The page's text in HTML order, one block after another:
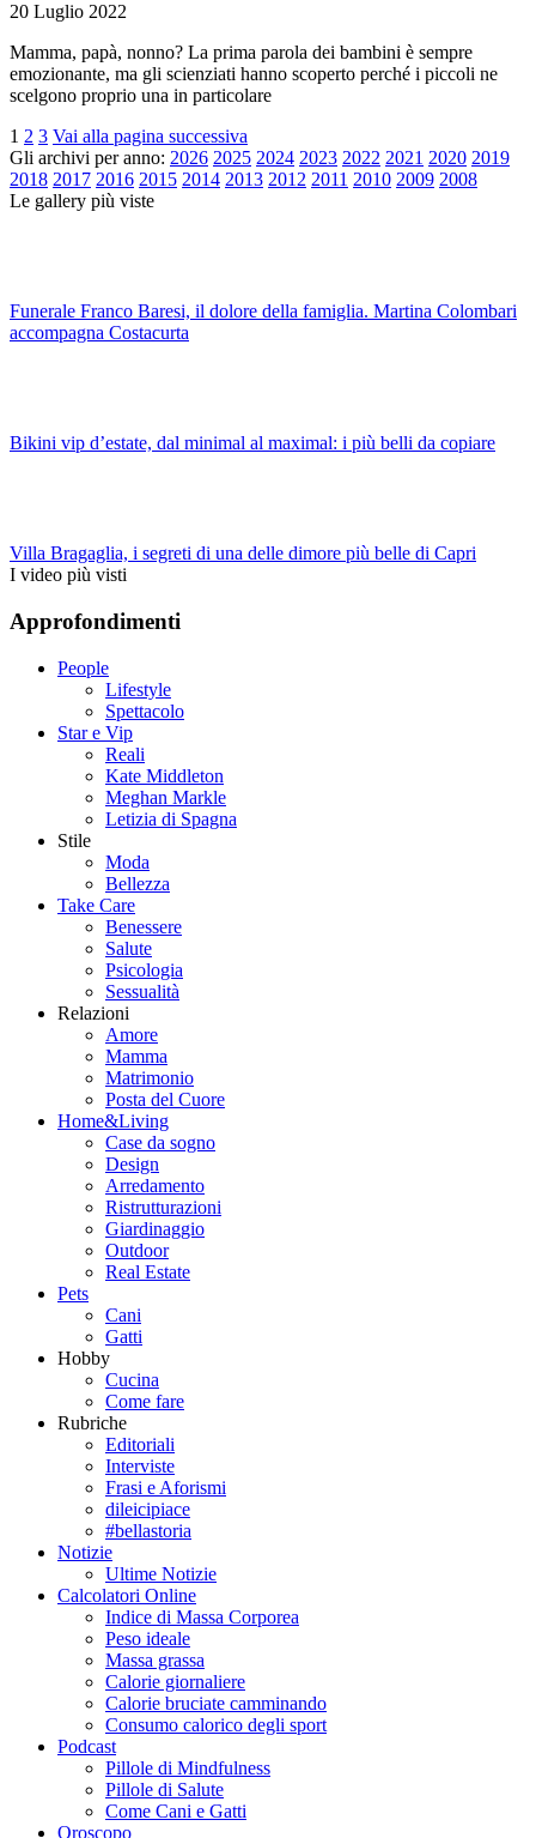
20 Luglio 2022
Mamma, papà, nonno? La prima parola dei bambini è sempre
emozionante, ma gli scienziati hanno scoperto perché i piccoli ne
scelgono proprio una in particolare
1 2 3 Vai alla pagina successiva
Gli archivi per anno: 2026 2025 2024 2023 2022 2021 2020 2019
2018 2017 2016 2015 2014 2013 2012 2011 2010 2009 2008
Le gallery più viste
Funerale Franco Baresi, il dolore della famiglia. Martina Colombari
accompagna Costacurta
Bikini vip d’estate, dal minimal al maximal: i più belli da copiare
Villa Bragaglia, i segreti di una delle dimore più belle di Capri
I video più visti
Approfondimenti
People
Lifestyle
Spettacolo
Star e Vip
Reali
Kate Middleton
Meghan Markle
Letizia di Spagna
Stile
Moda
Bellezza
Take Care
Benessere
Salute
Psicologia
Sessualità
Relazioni
Amore
Mamma
Matrimonio
Posta del Cuore
Home&Living
Case da sogno
Design
Arredamento
Ristrutturazioni
Giardinaggio
Outdoor
Real Estate
Pets
Cani
Gatti
Hobby
Cucina
Come fare
Rubriche
Editoriali
Interviste
Frasi e Aforismi
dileicipiace
#bellastoria
Notizie
Ultime Notizie
Calcolatori Online
Indice di Massa Corporea
Peso ideale
Massa grassa
Calorie giornaliere
Calorie bruciate camminando
Consumo calorico degli sport
Podcast
Pillole di Mindfulness
Pillole di Salute
Come Cani e Gatti
Oroscopo